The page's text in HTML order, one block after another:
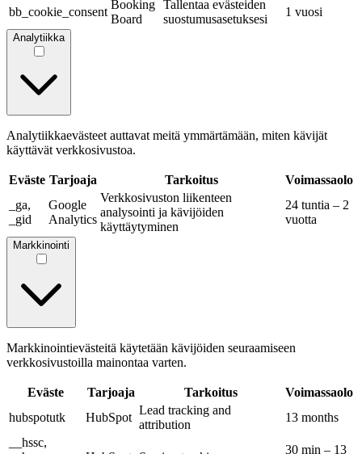
bb_cookie_consent
Booking
Board
Tallentaa evästeiden
suostumusasetuksesi
1 vuosi
Analytiikka
Analytiikkaevästeet auttavat meitä ymmärtämään, miten kävijät
käyttävät verkkosivustoa.
Eväste Tarjoaja Tarkoitus
Voimassaolo
_ga,
_gid
Google
Analytics
Verkkosivuston liikenteen
analysointi ja kävijöiden
käyttäytyminen
24 tuntia – 2
vuotta
Markkinointi
Markkinointievästeitä käytetään kävijöiden seuraamiseen
verkkosivustoilla mainontaa varten.
Eväste Tarjoaja Tarkoitus
Voimassaolo
hubspotutk
HubSpot
Lead tracking and
attribution
13 months
__hssc,
30 min – 13